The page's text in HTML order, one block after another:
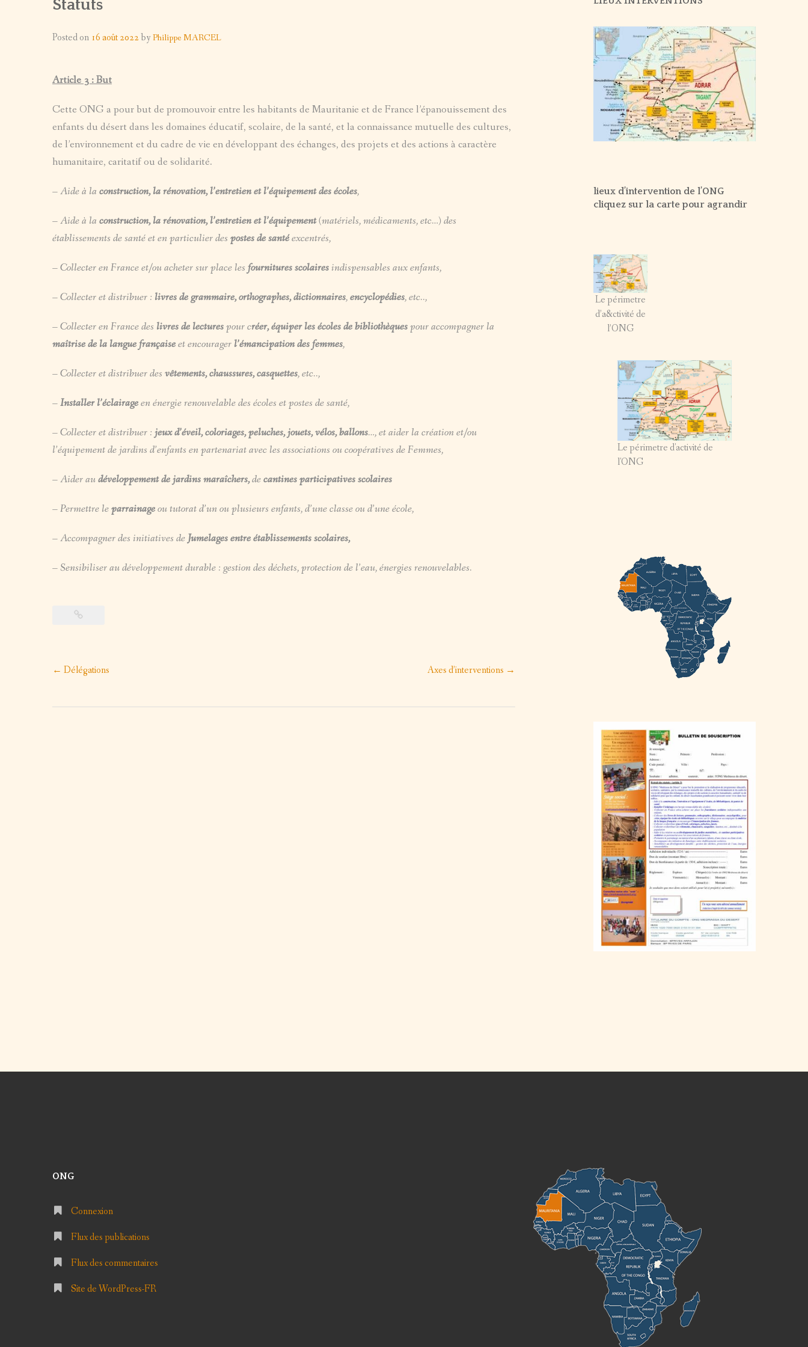
SUR LE TERRAIN – 2020
SUR LE TERRAIN – 2019
SUR LE TERRAIN – 2018
SUR LE TERRAIN – 2017
SUR LE TERRAIN – 2015
SUR LE TERRAIN – 2014
SUR LE TERRAIN – 2008
EQUIPEMENT : ECOLES – POSTE DE SANTÉ –
AIN EHEL TAYAA
LE PUIT -TEKAMOURETT
PHOTOS D’ÉCOLE / EN CLASSE
FORUMS / EXPOS
Statuts
Posted on 16 août 2022by Philippe MARCEL
Article 3 : But
Cette ONG a pour but de promouvoir entre les habitants de Mauritanie et de France l’épanouissement des
enfants du désert dans les domaines éducatif, scolaire, de la santé, et la connaissance mutuelle des cultures,
de l’environnement et du cadre de vie en développant des échanges, des projets et des actions à caractère
humanitaire, caritatif ou de solidarité.
– Aide à la construction, la rénovation, l’entretien et l’équipement des écoles,
–Aide à la construction, la rénovation, l’entretien et l’équipement(matériels, médicaments, etc…) des
établissements de santé et en particulier des postes de santéexcentrés,
– Collecter en France et/ou acheter sur place les fournitures scolairesindispensables aux enfants,
– Collecter et distribuer : livresde grammaire, orthographes, dictionnaires,encyclopédies, etc..,
– Collecter en France des livres de lecturespour créer, équiper les écoles de bibliothèquespour accompagner la
maîtrise de la langue françaiseet encourager l’émancipation des femmes,
– Collecter et distribuer des vêtements, chaussures, casquettes, etc..,
–Installer l’éclairageen énergie renouvelable des écoles et postes de santé,
– Collecter et distribuer : jeux d’éveil, coloriages, peluches, jouets, vélos, ballons…, et aider la création et/ou
l’équipement de jardins d’enfants en partenariat avec les associations ou coopératives de Femmes,
– Aider audéveloppement de jardins maraîchers,decantines participatives scolaires
– Permettre leparrainageou tutorat d’un ou plusieurs enfants, d’une classe ou d’une école,
– Accompagner des initiatives deJumelages entre établissements scolaires,
– Sensibiliser au développement durable : gestion des déchets, protection de l’eau, énergies renouvelables.
Post
← Délégations Axes d’interventions →
lieux d’intervention de l’ONG
cliquez sur la carte pour agrandir
Le périmetre
d’a&ctivité de
l’ONG
Le périmetre d'activité de
l'ONG
ONG
Connexion
Flux des publications
Flux des commentaires
Site de WordPress-FR